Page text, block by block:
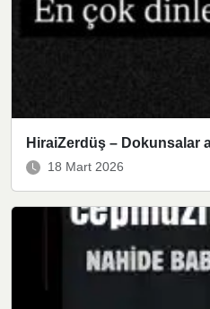
HiraiZerdüş – Dokunsalar
18 Mart 2026